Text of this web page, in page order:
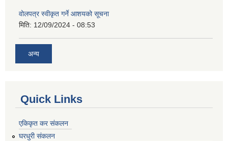
वोलपत्र स्वीकृत गर्ने आशयको सूचना
मिति: 12/09/2024 - 08:53
अन्य
Quick Links
एकिकृत कर संकलन
घरधुरी संकलन